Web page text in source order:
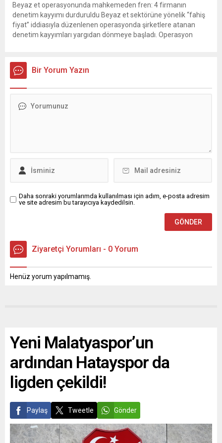
Beyaz et operasyonunda mahkemeden fren: 4 firmanın
denetim kayyımı durduruldu Beyaz et sektörüne yönelik “fahiş
fiyat” iddiasıyla düzenlenen operasyonda şirketlere atanan
denetim kayyımları yargıdan dönmeye başladı. Operasyon
atamasının durdurulmasına karar verdi. Türkiye’nin önde gelen
beyaz et...Bir Yorum Yazın
Daha sonraki yorumlarımda kullanılması için adım, e-posta adresim
ve site adresim bu tarayıcıya kaydedilsin.
Ziyaretçi Yorumları - 0 Yorum
Henüz yorum yapılmamış.
Yeni Malatyaspor’un
ardından Hatayspor da
ligden çekildi!
Paylaş Tweetle Gönder